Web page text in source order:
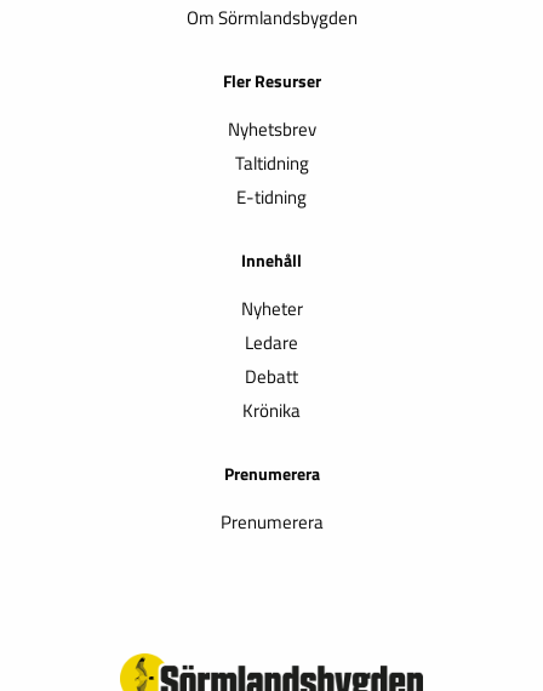
Om Sörmlandsbygden
Fler Resurser
Nyhetsbrev
Taltidning
E-tidning
Innehåll
Nyheter
Ledare
Debatt
Krönika
Prenumerera
Prenumerera